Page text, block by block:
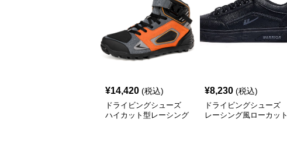
¥14,420 (税込)
ドライビングシューズ
ハイカット型レーシング
¥8,230 (税込)
ドライビングシューズ
レーシング風ローカット